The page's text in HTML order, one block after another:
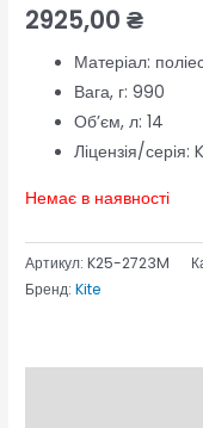
2925,00₴
Матеріал:
Вага, г:990
Об’єм, л:14
Ліцензія/серія:
Немає в наявності
Артикул:K25-2723M
Бренд:Kite